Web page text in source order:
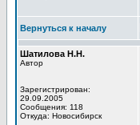
Вернуться к началу
Шатилова Н.Н.
Автор
Зарегистрирован:
29.09.2005
Сообщения: 118
Откуда: Новосибирск